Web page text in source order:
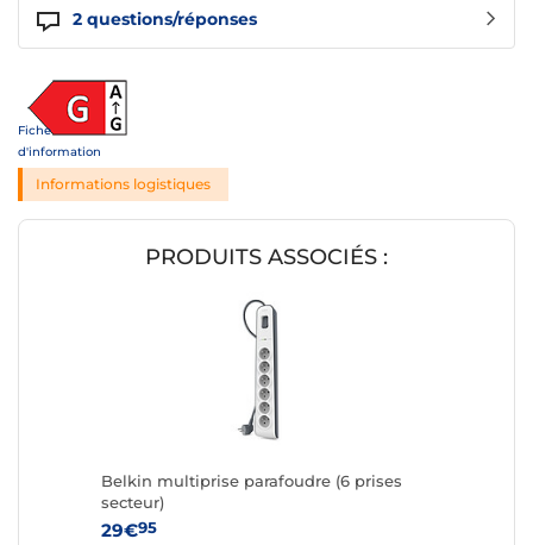
2 questions/réponses
Fiche
d'information
Informations logistiques
PRODUITS ASSOCIÉS :
Belkin multiprise parafoudre (6 prises
secteur)
29€95